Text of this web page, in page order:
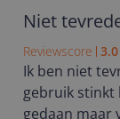
Niet
Reviewscore 3.0
Ik ben niet
gebruik stinkt
gedaan maar